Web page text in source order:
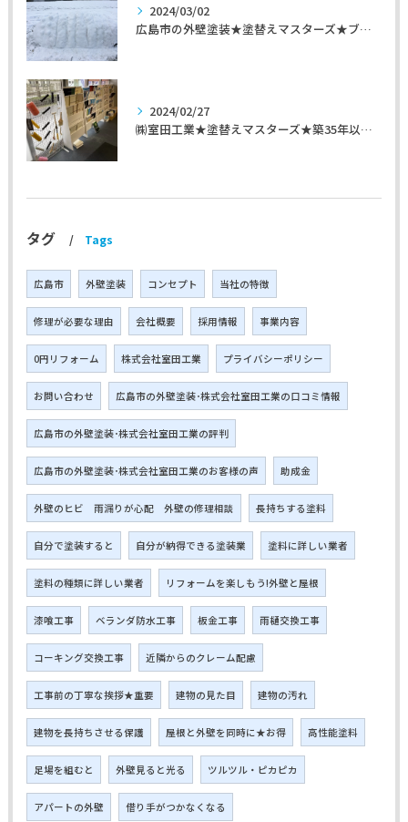
2024/03/02
広島市の外壁塗装★塗替えマスターズ★ブログ「初めて家を手入れするのに」
2024/02/27
㈱室田工業★塗替えマスターズ★築35年以上のお宅の施工事例
タグ Tags
広島市 外壁塗装 コンセプト 当社の特徴
修理が必要な理由 会社概要 採用情報 事業内容
0円リフォーム 株式会社室田工業 プライバシーポリシー
お問い合わせ 広島市の外壁塗装･株式会社室田工業の口コミ情報
広島市の外壁塗装･株式会社室田工業の評判
広島市の外壁塗装･株式会社室田工業のお客様の声 助成金
外壁のヒビ 雨漏りが心配 外壁の修理相談 長持ちする塗料
自分で塗装すると 自分が納得できる塗装業 塗料に詳しい業者
塗料の種類に詳しい業者 リフォームを楽しもう!外壁と屋根
漆喰工事 ベランダ防水工事 板金工事 雨樋交換工事
コーキング交換工事 近隣からのクレーム配慮
工事前の丁寧な挨拶★重要 建物の見た目 建物の汚れ
建物を長持ちさせる保護 屋根と外壁を同時に★お得 高性能塗料
足場を組むと 外壁見ると光る ツルツル・ピカピカ
アパートの外壁 借り手がつかなくなる